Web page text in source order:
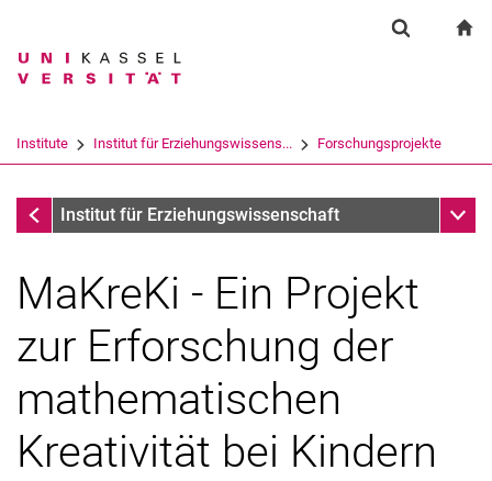
Springe direkt zu: Inhalt
Springe direkt zu: Suche
Springe direkt zu:
Suchbegriff
Suchen (öffnet externen Link in einem
Institute Institut für Erziehungswissens... Forschungsprojekte
Forschungsprojekte Professur für Psychoanalytische
Institut für Erziehungswissenschaft
MaKreKi - Ein Projekt
zur Erforschung der
mathematischen
Kreativität bei Kindern